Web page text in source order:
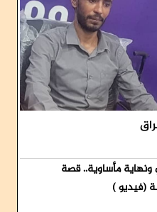
مأساوية.. قصة
(فيديو )